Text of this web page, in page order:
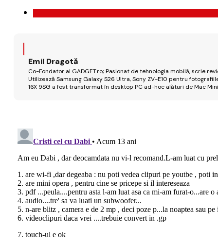
Emil Dragotă
Co-Fondator al GADGET.ro; Pasionat de tehnologia mobilă, scrie
Utilizează Samsung Galaxy S26 Ultra, Sony ZV-E10 pentru
16X 9SG a fost transformat în desktop PC ad-hoc alături de Mac